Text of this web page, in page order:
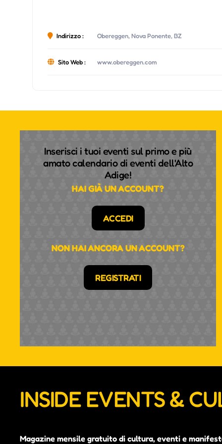
Indirizzo : Obereggen, Nova Ponente, BZ
Sito Web : www.obereggen.com
Inserisci i tuoi eventi sul primo e più
amato calendario di eventi dell'Alto
Adige!
HAI GIÀ UN ACCOUNT?
ACCEDI
NON HAI ANCORA UN ACCOUNT?
REGISTRATI
INSIDE EVENTS &
Magazine mensile gratuito di cultura, eventi e